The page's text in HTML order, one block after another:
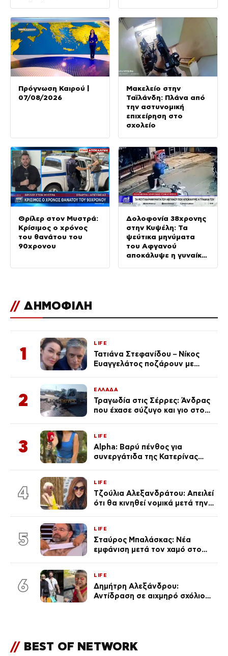
Πρόγνωση Καιρού |
07/08/2026
Μακελείο στην
Ταϊλάνδη: Πλάνα από
την αστυνομική
επιχείρηση στο
σχολείο
Θρίλερ στον Μυστρά:
Κρίσιμος ο χρόνος
του θανάτου του
90χρονου
Δολοφονία 38χρονης
στην Κυψέλη: Τα
ψεύτικα μηνύματα
του Αφγανού
αποκάλυψε η γυναίκα
// ΔΗΜΟΦΙΛΗ
1
LIFE
Τατιάνα Στεφανίδου – Νίκος
Ευαγγελάτος ποζάρουν με
2
ΕΛΛΑΔΑ
Τραγωδία στις Σέρρες: Άνδρας
που έχασε σύζυγο και γιο στο
3
LIFE
Alpha: Βαρύ πένθος για
συνεργάτιδα της Κατερίνας
του Θεού»
4
LIFE
Τζούλια Αλεξανδράτου: Απειλεί
ότι θα κινηθεί νομικά μετά την
5
LIFE
Σταύρος Μπαλάσκας: Νέα
εμφάνιση μετά τον χαμό στο
6
LIFE
Δημήτρη Αλεξάνδρου:
Αντίδραση σε αιχμηρό σχόλιο
// BEST OF NETWORK